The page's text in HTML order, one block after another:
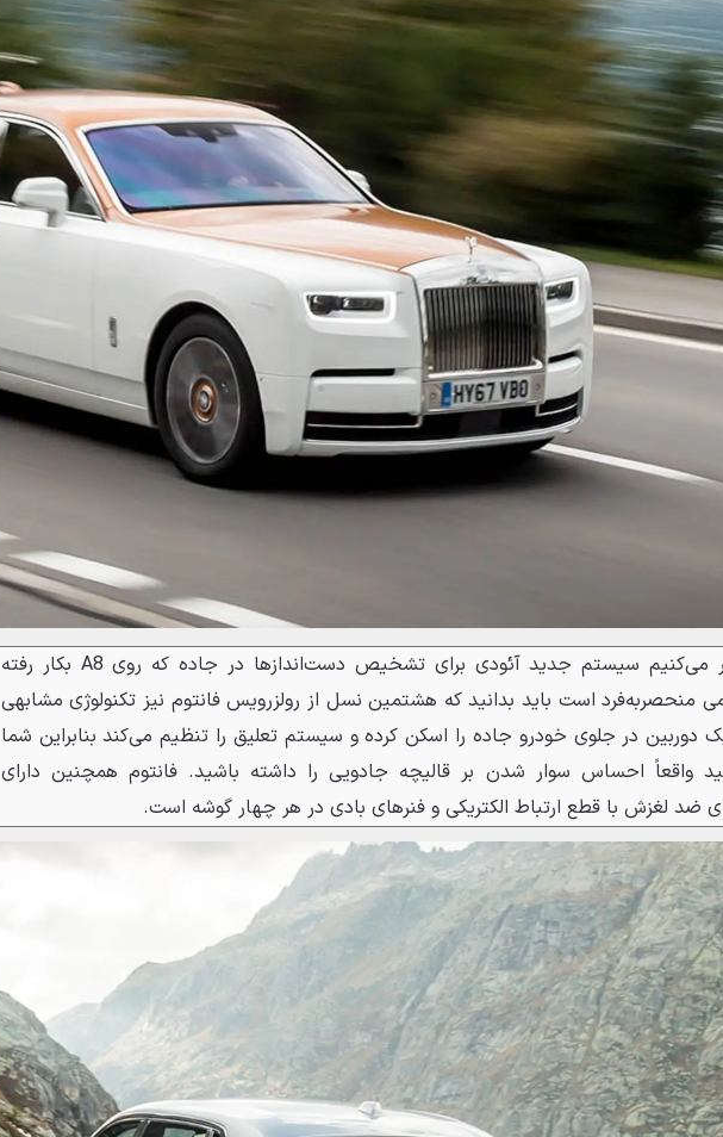
اگر فکر می‌کنیم سیستم جدید آئودی برای تشخیص دست‌اندازها در جاده که روی A8 بکار رفته
منحصربه‌فرد است باید بدانید که هشتمین نسل از رولزرویس فانتوم نیز تکنولوژی مشابهی
دوربین در جلوی خودرو جاده را اسکن کرده و سیستم تعلیق را تنظیم می‌کند بنابراین شما
واقعاً احساس سوار شدن بر قالیچه جادویی را داشته باشید. فانتوم همچنین دارای
ضد لغزش با قطع ارتباط الکتریکی و فنرهای بادی در هر چهار گوشه است.